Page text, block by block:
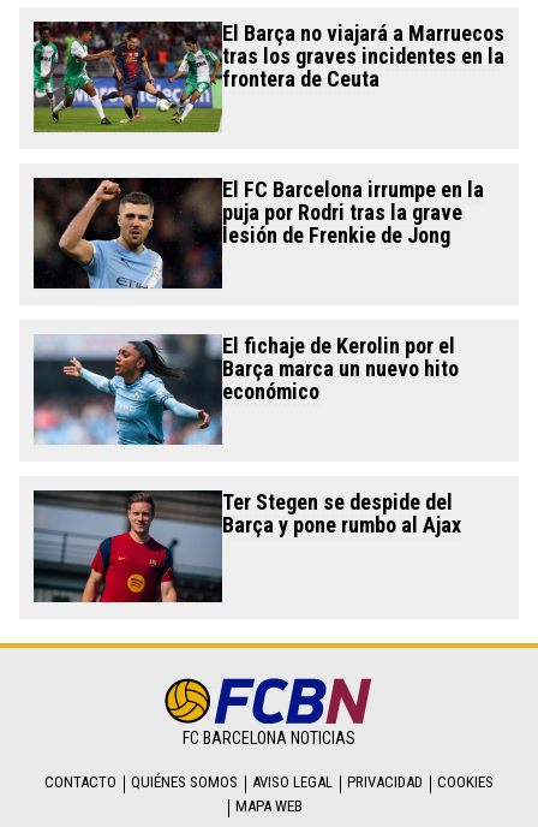
El Barça no viajará a Marruecos
tras los graves incidentes en la
frontera de Ceuta
El FC Barcelona irrumpe en la
puja por Rodri tras la grave
lesión de Frenkie de Jong
El fichaje de Kerolin por el
Barça marca un nuevo hito
económico
Ter Stegen se despide del
Barça y pone rumbo al Ajax
FC BARCELONA NOTICIAS
CONTACTO QUIÉNES SOMOS AVISO LEGAL PRIVACIDAD
COOKIES
MAPA WEB